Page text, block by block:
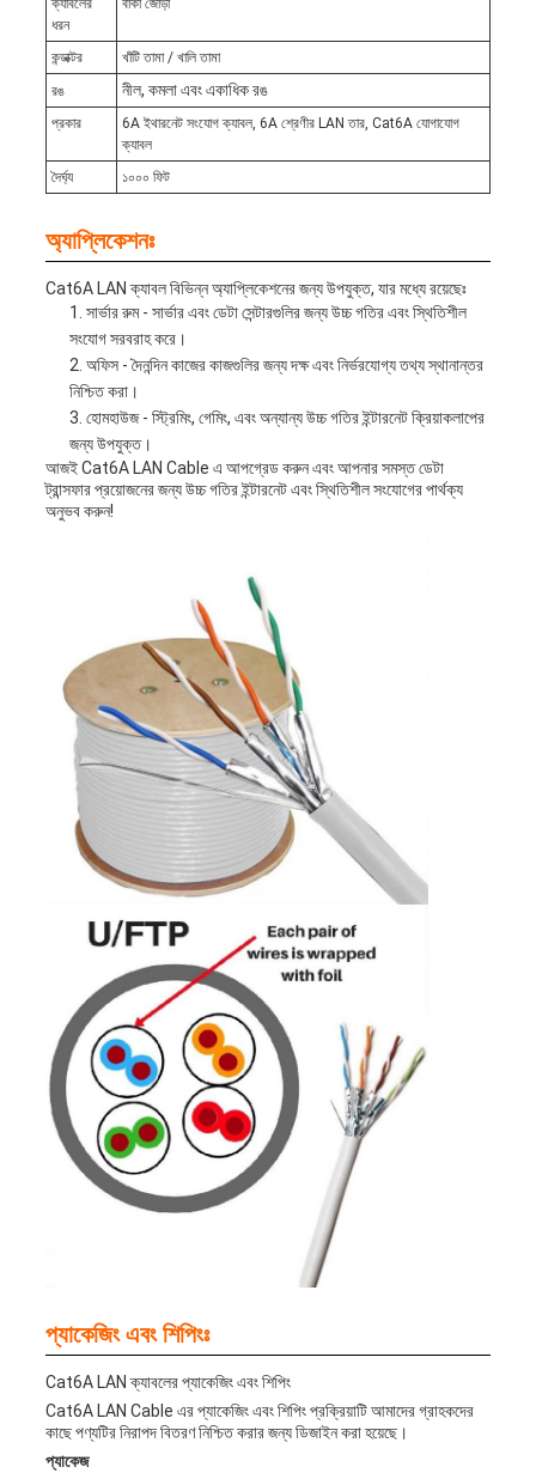
ক্যাবলের
ধরন
বাঁকা জোড়া
কন্ডাক্টর
খাঁটি তামা / খালি তামা
রঙ
নীল, কমলা এবং একাধিক রঙ
প্রকার
6A ইথারনেট সংযোগ ক্যাবল, 6A শ্রেণীর LAN তার, Cat6A যোগাযোগ
ক্যাবল
দৈর্ঘ্য
১০০০ ফিট
অ্যাপ্লিকেশনঃ
Cat6A LAN ক্যাবল বিভিন্ন অ্যাপ্লিকেশনের জন্য উপযুক্ত, যার মধ্যে রয়েছেঃ
সার্ভার রুম - সার্ভার এবং ডেটা সেন্টারগুলির জন্য উচ্চ গতির এবং স্থিতিশীল
সংযোগ সরবরাহ করে।
অফিস - দৈনন্দিন কাজের কাজগুলির জন্য দক্ষ এবং নির্ভরযোগ্য তথ্য স্থানান্তর
নিশ্চিত করা।
হোমহাউজ - স্ট্রিমিং, গেমিং, এবং অন্যান্য উচ্চ গতির ইন্টারনেট ক্রিয়াকলাপের
জন্য উপযুক্ত।
আজই Cat6A LAN Cable এ আপগ্রেড করুন এবং আপনার সমস্ত ডেটা
ট্রান্সফার প্রয়োজনের জন্য উচ্চ গতির ইন্টারনেট এবং স্থিতিশীল সংযোগের পার্থক্য
অনুভব করুন!
প্যাকেজিং এবং শিপিংঃ
Cat6A LAN ক্যাবলের প্যাকেজিং এবং শিপিং
Cat6A LAN Cable এর প্যাকেজিং এবং শিপিং প্রক্রিয়াটি আমাদের গ্রাহকদের
কাছে পণ্যটির নিরাপদ বিতরণ নিশ্চিত করার জন্য ডিজাইন করা হয়েছে।
প্যাকেজ